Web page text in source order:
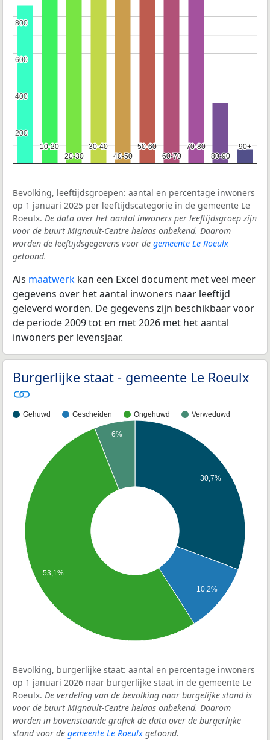
10-20
10-20
20-30
20-30
30-40
30-40
40-50
40-50
50-60
50-60
60-70
60-70
70-80
70-80
80-90
80-90
90+
90+
200
200
400
400
600
600
800
800
Bevolking, leeftijdsgroepen: aantal en percentage inwoners
op 1 januari 2025 per leeftijdscategorie in de gemeente Le
Roeulx. De data over het aantal inwoners per leeftijdsgroep zijn
voor de buurt Mignault-Centre helaas onbekend. Daarom
worden de leeftijdsgegevens voor de gemeente Le Roeulx
getoond.
Als maatwerk kan een Excel document met veel meer
gegevens over het aantal inwoners naar leeftijd
geleverd worden. De gegevens zijn beschikbaar voor
de periode 2009 tot en met 2026 met het aantal
inwoners per levensjaar.
Burgerlijke staat - gemeente Le Roeulx
Gehuwd Gescheiden Ongehuwd Verweduwd
30,7%
10,2%
6%
53,1%
Bevolking, burgerlijke staat: aantal en percentage inwoners
op 1 januari 2026 naar burgerlijke staat in de gemeente Le
Roeulx. De verdeling van de bevolking naar burgelijke stand is
voor de buurt Mignault-Centre helaas onbekend. Daarom
worden in bovenstaande grafiek de data over de burgerlijke
stand voor de gemeente Le Roeulx getoond.